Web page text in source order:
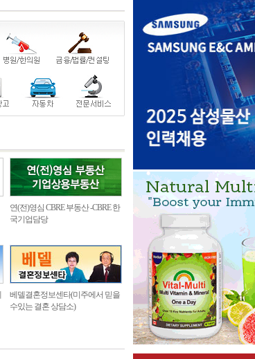
연(전)영심 CBRE 부동산 -CBRE 한
국기업담당
베델결혼정보센타(미주에서 믿을
수있는 결혼 상담소)